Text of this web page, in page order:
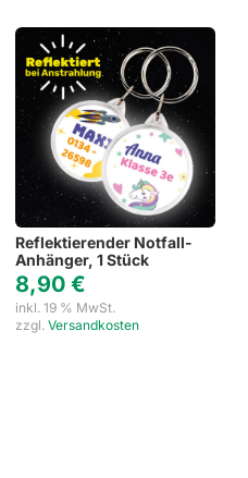
Reflektierender Notfall-
Anhänger, 1 Stück
8,90 €
inkl. 19 % MwSt.
zzgl. Versandkosten